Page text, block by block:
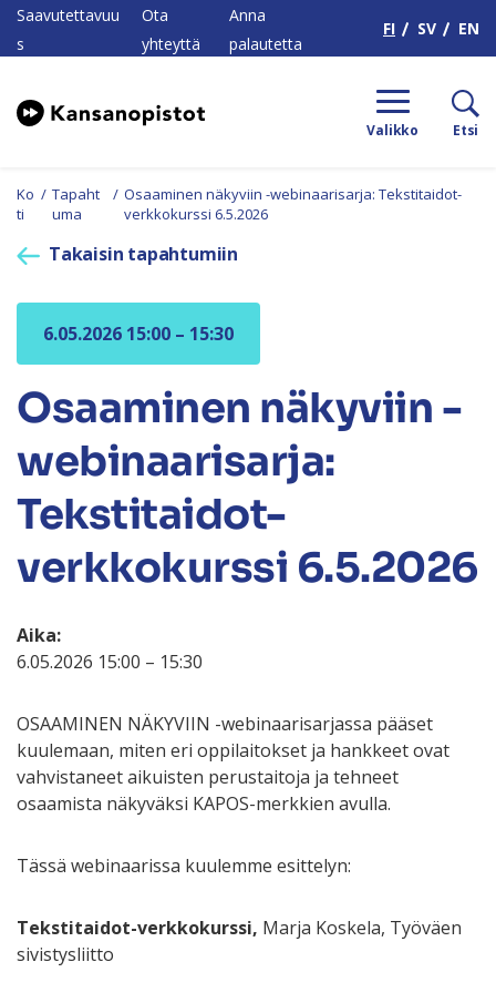
Saavutettavuu
s
Ota
yhteyttä
Anna
palautetta
FI SV EN
Valikko Etsi
Ko
ti
/ Tapaht
uma
/ Osaaminen näkyviin -webinaarisarja: Tekstitaidot-
verkkokurssi 6.5.2026
Takaisin tapahtumiin
6.05.2026 15:00 – 15:30
Osaaminen näkyviin -
webinaarisarja:
Tekstitaidot-
verkkokurssi 6.5.2026
Aika:
6.05.2026 15:00 – 15:30
OSAAMINEN NÄKYVIIN -webinaarisarjassa pääset
kuulemaan, miten eri oppilaitokset ja hankkeet ovat
vahvistaneet aikuisten perustaitoja ja tehneet
osaamista näkyväksi KAPOS-merkkien avulla.
Tässä webinaarissa kuulemme esittelyn:
Tekstitaidot-verkkokurssi, Marja Koskela, Työväen
sivistysliitto